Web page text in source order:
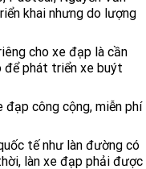
khai nhưng do lượng
cho xe đạp là cần
để phát triển xe buýt
đạp công cộng, miễn phí
tế như làn đường có
làn xe đạp phải được